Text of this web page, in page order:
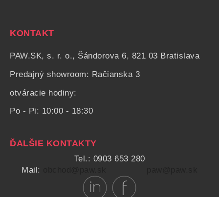
KONTAKT
PAW.SK, s. r. o., Šándorova 6, 821 03 Bratislava
Predajný showroom: Račianska 3
otváracie hodiny:
Po - Pi: 10:00 - 18:30
ĎALŠIE KONTAKTY
Tel.: 0903 653 280
Mail: